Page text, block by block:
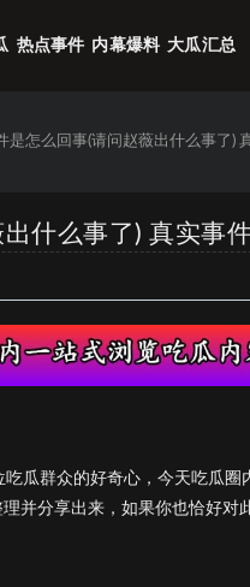
热点事件 内幕爆料 大瓜汇总
怎么回事(请问赵薇出什么事了)
什么事了) 真实事
瓜群众的好奇心，今天吃瓜圈
并分享出来，如果你也恰好对